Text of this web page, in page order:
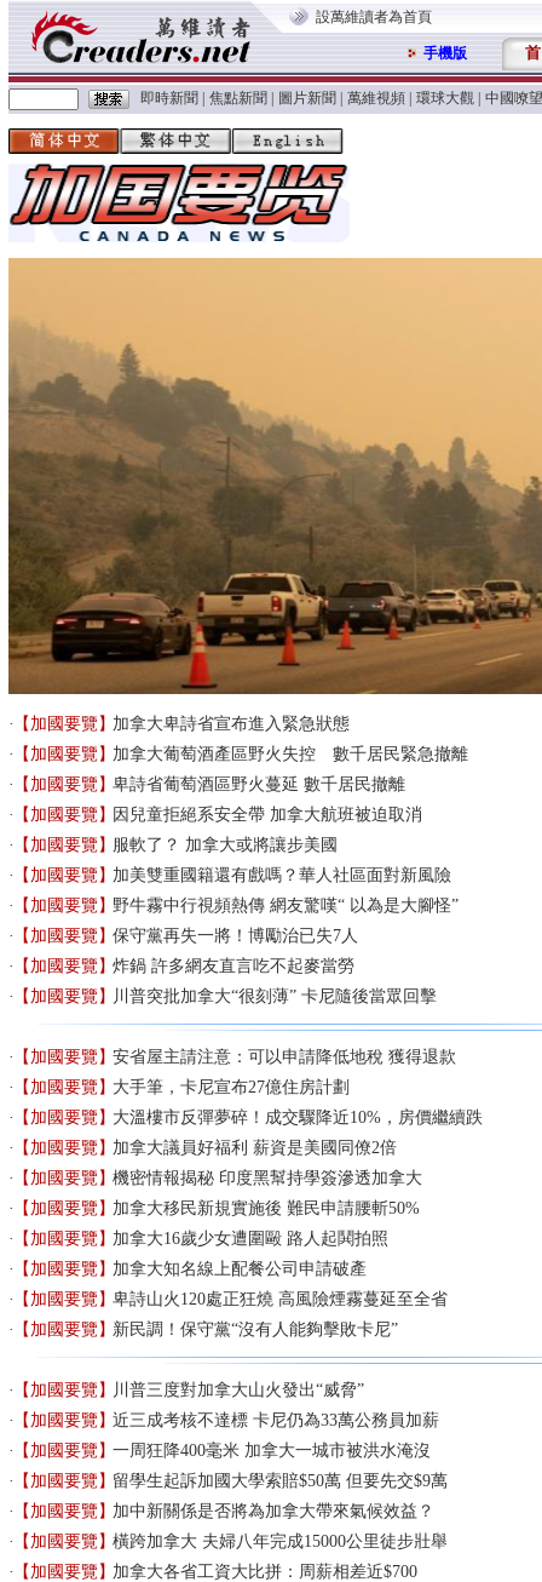
設萬維讀者為首頁
手機版 首
即時新聞 焦點新聞 圖片新聞 萬維視頻 環球大觀 中國嘹望
【加國要覽】加拿大卑詩省宣布進入緊急狀態
【加國要覽】加拿大葡萄酒產區野火失控 數千居民緊急撤離
【加國要覽】卑詩省葡萄酒區野火蔓延 數千居民撤離
【加國要覽】 因兒童拒絕系安全帶 加拿大航班被迫取消
【加國要覽】服軟了？ 加拿大或將讓步美國
【加國要覽】加美雙重國籍還有戲嗎？華人社區面對新風險
【加國要覽】野牛霧中行視頻熱傳 網友驚嘆“ 以為是大腳怪”
【加國要覽】保守黨再失一將！博勵治已失7人
【加國要覽】炸鍋 許多網友直言吃不起麥當勞
【加國要覽】 川普突批加拿大“很刻薄” 卡尼隨後當眾回擊
【加國要覽】安省屋主請注意：可以申請降低地稅 獲得退款
【加國要覽】大手筆，卡尼宣布27億住房計劃
【加國要覽】大溫樓市反彈夢碎！成交驟降近10%，房價繼續跌
【加國要覽】加拿大議員好福利 薪資是美國同僚2倍
【加國要覽】機密情報揭秘 印度黑幫持學簽滲透加拿大
【加國要覽】加拿大移民新規實施後 難民申請腰斬50%
【加國要覽】加拿大16歲少女遭圍毆 路人起鬨拍照
【加國要覽】加拿大知名線上配餐公司申請破產
【加國要覽】卑詩山火120處正狂燒 高風險煙霧蔓延至全省
【加國要覽】新民調！保守黨“沒有人能夠擊敗卡尼”
【加國要覽】 川普三度對加拿大山火發出“威脅”
【加國要覽】近三成考核不達標 卡尼仍為33萬公務員加薪
【加國要覽】一周狂降400毫米 加拿大一城市被洪水淹沒
【加國要覽】留學生起訴加國大學索賠$50萬 但要先交$9萬
【加國要覽】加中新關係是否將為加拿大帶來氣候效益？
【加國要覽】橫跨加拿大 夫婦八年完成15000公里徒步壯舉
【加國要覽】加拿大各省工資大比拼：周薪相差近$700